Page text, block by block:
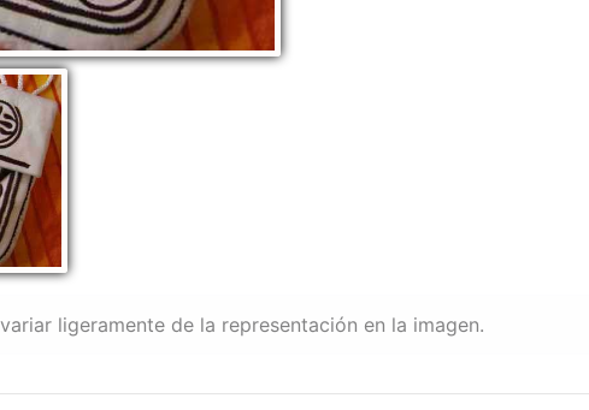
ligeramente de la representación en la imagen.